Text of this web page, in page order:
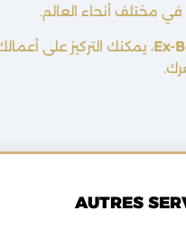
في مختلف أنحاء العالم.
Ex-، يمكنك التركيز على
AUTRES